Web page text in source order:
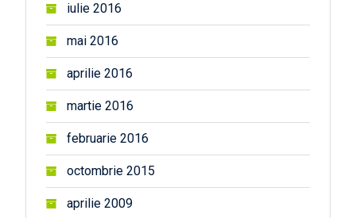
iulie 2016
mai 2016
aprilie 2016
martie 2016
februarie 2016
octombrie 2015
aprilie 2009